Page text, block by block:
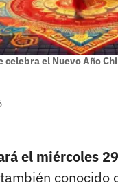
celebra el Nuevo Año
el miércoles
conocido